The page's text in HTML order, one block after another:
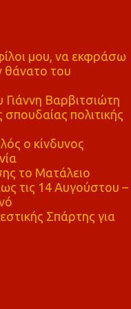
μου, να εκφράσω
θάνατο του
Βαρβιτσιώτη
πολιτικής
ο κίνδυνος
το Ματάλειο
τις 14 Αυγούστου –
Σπάρτης για